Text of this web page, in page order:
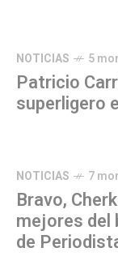
NOTICIAS 5
Patricio
superligero
NOTICIAS 7
Bravo,
mejores del
de